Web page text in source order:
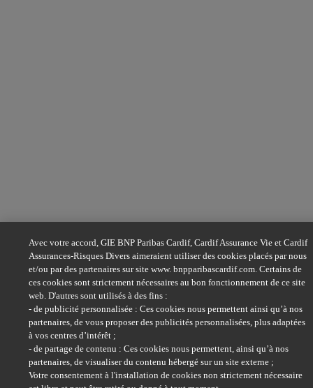
Avec votre accord, GIE BNP Paribas Cardif, Cardif Assurance Vie et Cardif
Assurances-Risques Divers aimeraient utiliser des cookies placés par nous
et/ou par des partenaires sur site www. bnpparibascardif.com. Certains de
ces cookies sont strictement nécessaires au bon fonctionnement de ce site
web. D'autres sont utilisés à des fins :
- de publicité personnalisée : Ces cookies nous permettent ainsi qu’à nos
partenaires, de vous proposer des publicités personnalisées, plus adaptées
à vos centres d’intérêt ;
- de partage de contenu : Ces cookies nous permettent, ainsi qu’à nos
partenaires, de visualiser du contenu hébergé sur un site externe ;
Votre consentement à l'installation de cookies non strictement nécessaire